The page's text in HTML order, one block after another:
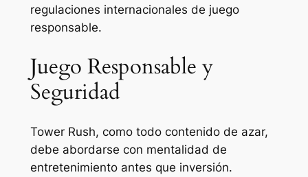
regulaciones internacionales de juego
responsable.
Juego Responsable y
Seguridad
Tower Rush, como todo contenido de azar,
debe abordarse con mentalidad de
entretenimiento antes que inversión.